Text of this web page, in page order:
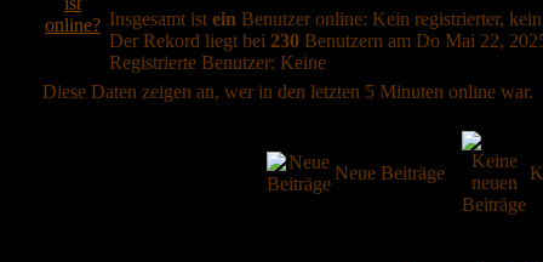
Insgesamt ist ein Benutzer online: Kein registrierter,
Der Rekord liegt bei 230 Benutzern am Do Mai 22,
Registrierte Benutzer: Keine
Diese Daten zeigen an, wer in den letzten 5 Minuten online war.
Neue Beiträge